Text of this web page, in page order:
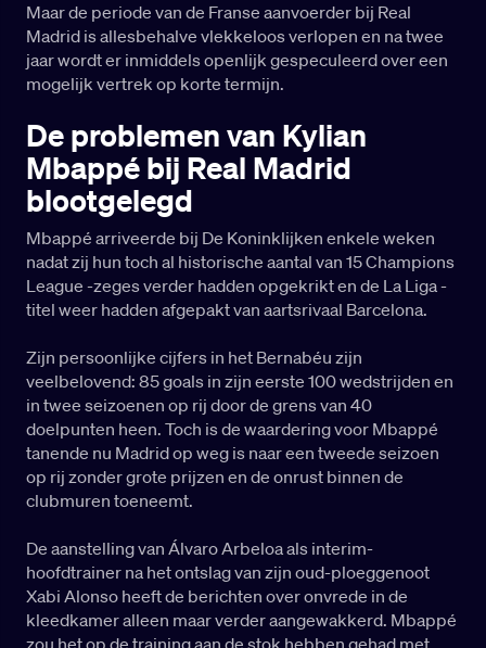
Maar de periode van de Franse aanvoerder bij Real
Madrid is allesbehalve vlekkeloos verlopen en na twee
jaar wordt er inmiddels openlijk gespeculeerd over een
mogelijk vertrek op korte termijn.
De problemen van Kylian
Mbappé bij Real Madrid
blootgelegd
Mbappé arriveerde bij De Koninklijken enkele weken
nadat zij hun toch al historische aantal van 15 Champions
League -zeges verder hadden opgekrikt en de La Liga -
titel weer hadden afgepakt van aartsrivaal Barcelona.
Zijn persoonlijke cijfers in het Bernabéu zijn
veelbelovend: 85 goals in zijn eerste 100 wedstrijden en
in twee seizoenen op rij door de grens van 40
doelpunten heen. Toch is de waardering voor Mbappé
tanende nu Madrid op weg is naar een tweede seizoen
op rij zonder grote prijzen en de onrust binnen de
clubmuren toeneemt.
De aanstelling van Álvaro Arbeloa als interim-
hoofdtrainer na het ontslag van zijn oud-ploeggenoot
Xabi Alonso heeft de berichten over onvrede in de
kleedkamer alleen maar verder aangewakkerd. Mbappé